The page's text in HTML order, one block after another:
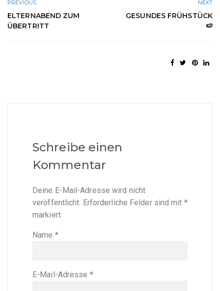
PREVIOUS
ELTERNABEND ZUM
ÜBERTRITT
NEXT
GESUNDES FRÜHSTÜCK
🍉
Schreibe einen
Kommentar
Deine E-Mail-Adresse wird nicht
veröffentlicht. Erforderliche Felder sind mit *
markiert
Name *
E-Mail-Adresse *